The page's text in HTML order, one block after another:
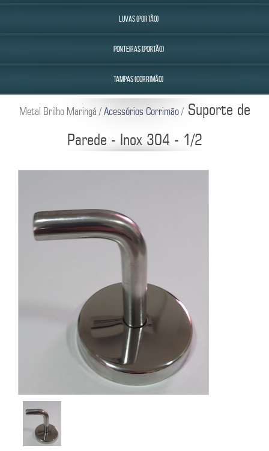
LUVAS (PORTÃO)
PONTEIRAS (PORTÃO)
TAMPAS (CORRIMÃO)
Metal Brilho Maringá / Acessórios Corrimão/Suporte de
Parede - Inox 304 - 1/2